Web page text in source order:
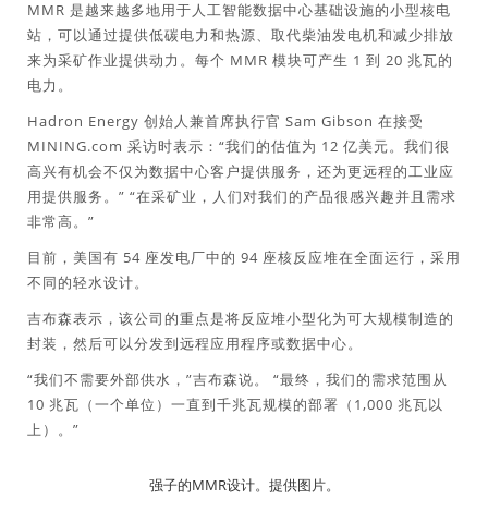
MMR 是越来越多地用于人工智能数据中心基础设施的小型核电
站，可以通过提供低碳电力和热源、取代柴油发电机和减少排放
来为采矿作业提供动力。每个 MMR 模块可产生 1 到 20 兆瓦的
电力。
Hadron Energy 创始人兼首席执行官 Sam Gibson 在接受
MINING.com 采访时表示：“我们的估值为 12 亿美元。我们很
高兴有机会不仅为数据中心客户提供服务，还为更远程的工业应
用提供服务。” “在采矿业，人们对我们的产品很感兴趣并且需求
非常高。”
目前，美国有 54 座发电厂中的 94 座核反应堆在全面运行，采用
不同的轻水设计。
吉布森表示，该公司的重点是将反应堆小型化为可大规模制造的
封装，然后可以分发到远程应用程序或数据中心。
“我们不需要外部供水，”吉布森说。 “最终，我们的需求范围从
10 兆瓦（一个单位）一直到千兆瓦规模的部署（1,000 兆瓦以
上）。”
强子的MMR设计。提供图片。